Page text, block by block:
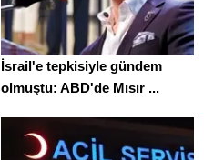
İsrail'e tepkisiyle gündem
olmuştu: ABD'de Mısır ...